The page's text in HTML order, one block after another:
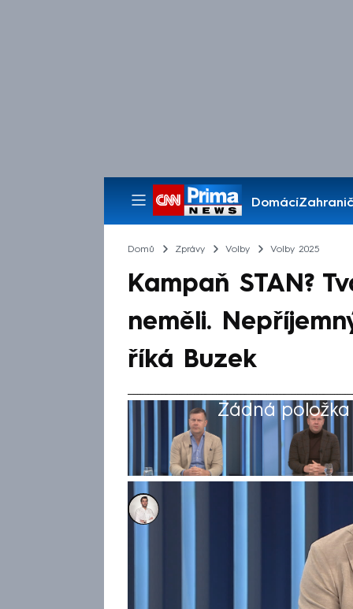
Domácí
Pořady
Domů Zprávy Volby Volby 2025
Kampaň STAN?
neměli.
říká Buzek
Žádná
Petr Šilhán
Akt. 1. čvn 2025, 14:27
Zdá se, že hnutí STAN vede
perou, třetí se směje. V
marketér Tomáš Buzek.